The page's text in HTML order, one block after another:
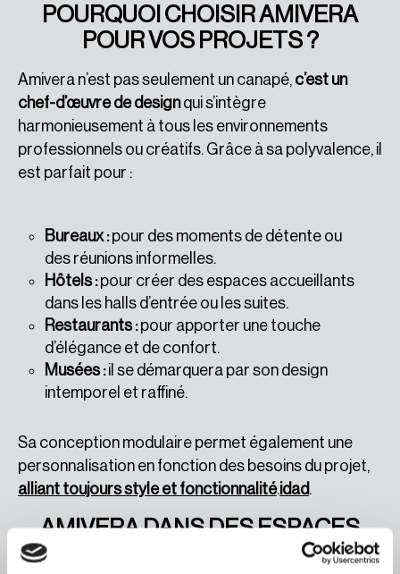
POURQUOI CHOISIR AMIVERA
POUR VOS PROJETS ?
Amivera n’est pas seulement un canapé, c’est un
chef-d’œuvre de designqui s’intègre
harmonieusement à tous les environnements
professionnels ou créatifs. Grâce à sa polyvalence, il
est parfait pour :
Bureaux :pour des moments de détente ou
des réunions informelles.
Hôtels :pour créer des espaces accueillants
dans les halls d’entrée ou les suites.
Restaurants :pour apporter une touche
d’élégance et de confort.
Musées :il se démarquera par son design
intemporel et raffiné.
Sa conception modulaire permet également une
personnalisation en fonction des besoins du projet,
alliant toujours style et fonctionnalité.idad.
AMIVERA DANS DES ESPACES
EMBLÉMATIQUES : UN VOYAGE DU